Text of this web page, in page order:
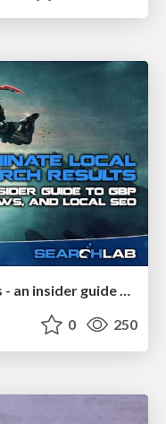
Dominate Local Search Results - an insider guide to GBP, reviews, and Local SEO
0 250